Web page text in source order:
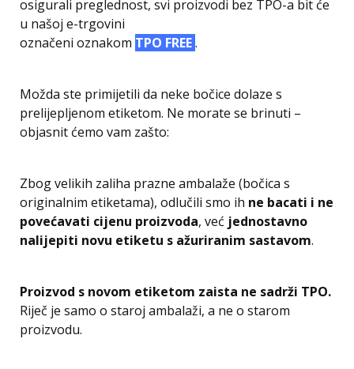
osigurali preglednost, svi proizvodi bez TPO-a bit će
u našoj e-trgovini
označeni oznakom TPO FREE.
Možda ste primijetili da neke bočice dolaze s
prelijepljenom etiketom. Ne morate se brinuti –
objasnit ćemo vam zašto:
Zbog velikih zaliha prazne ambalaže (bočica s
originalnim etiketama), odlučili smo ih ne bacati i ne
povećavati cijenu proizvoda, već jednostavno
nalijepiti novu etiketu s ažuriranim sastavom.
Proizvod s novom etiketom zaista ne sadrži TPO.
Riječ je samo o staroj ambalaži, a ne o starom
proizvodu.